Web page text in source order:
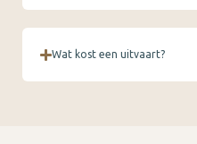
Wat kost een uitvaart?